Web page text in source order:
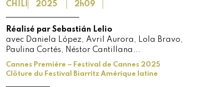
CHILI 2025 2h09
Réalisé par Sebastián Lelio
avec Daniela López, Avril Aurora, Lola Bravo,
Paulina Cortés, Néstor Cantillana...
Cannes Première – Festival de Cannes 2025
Clôture du Festival Biarritz Amérique latine